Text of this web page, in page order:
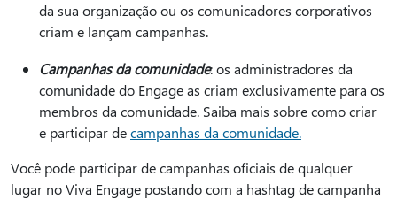
da sua organização ou os comunicadores corporativos
criam e lançam campanhas.
Campanhas da comunidade: os administradores da
comunidade do Engage as criam exclusivamente para os
membros da comunidade. Saiba mais sobre como criar
e participar decampanhas da comunidade.
Você pode participar de campanhas oficiais de qualquer
lugar no Viva Engage postando com a hashtag de campanha